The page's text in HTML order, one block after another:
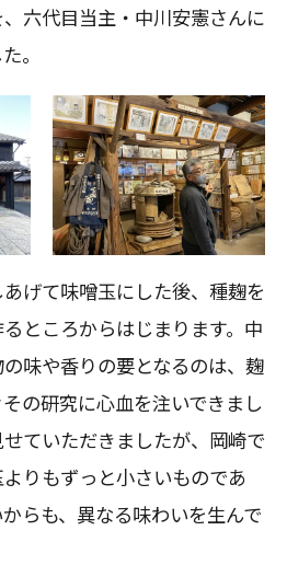
六代目当主・中川安憲さんに
。
げて味噌玉にした後、種麹を
ところからはじまります。中
味や香りの要となるのは、麹
の研究に心血を注いできまし
ていただきましたが、岡崎で
りもずっと小さいものであ
らも、異なる味わいを生んで